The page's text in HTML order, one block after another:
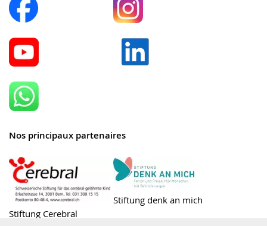
Nos principaux partenaires
Stiftung Cerebral
Stiftung denk an mich